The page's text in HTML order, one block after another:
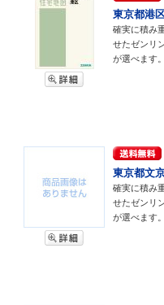
東京都港
確実に積み
せたゼンリ
が選べます。
東京都文
確実に積み
せたゼンリ
が選べます。